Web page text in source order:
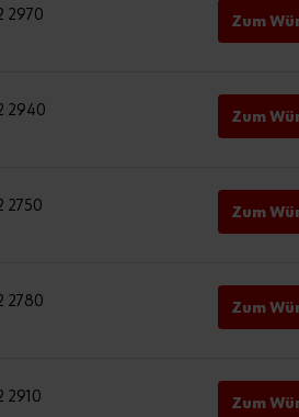
2970 Zum
2940 Zum
2750 Zum
2780 Zum
2910 Zum